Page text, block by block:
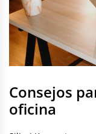
Consejos
oficina